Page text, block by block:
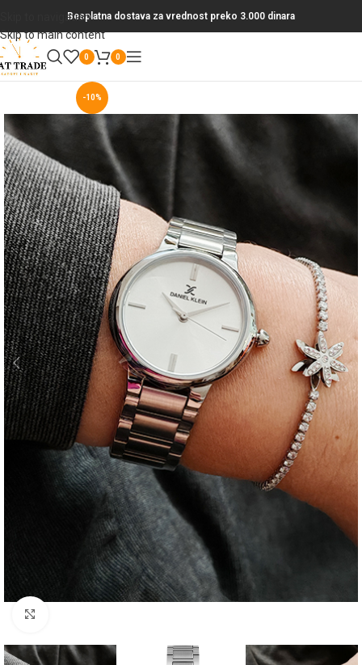
Skip to navigation
Skip to main content
Besplatna dostava za vrednost preko 3.000 dinara
0 0
-10%